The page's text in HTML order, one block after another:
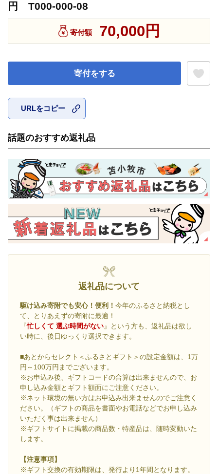
円 T000-000-08
寄付額 70,000円
寄付をする
URLをコピー
話題のおすすめ返礼品
返礼品について
駆け込み寄附でも安心！便利！ 今年のふるさと納税とし
て、とりあえずの寄附に最適！
『忙しくて 選ぶ時間がない』という方も、返礼品は欲し
い時に、後日ゆっくり選択できます。
■あとからセレクト＜ふるさとギフト＞の設定金額は、1万
円～100万円までございます。
※お申込み後、ギフトコードの合算は出来ませんので、お
申し込み金額とギフト額面にご注意ください。
※ネット環境の無い方はお申込み出来ませんのでご注意く
ださい。（ギフトの商品を書面やお電話などでお申し込み
いただく事は出来ません）
※ギフトサイトに掲載の商品数・特産品は、随時変動いた
します。
【注意事項】
※ギフト交換の有効期限は、発行より1年間となります。